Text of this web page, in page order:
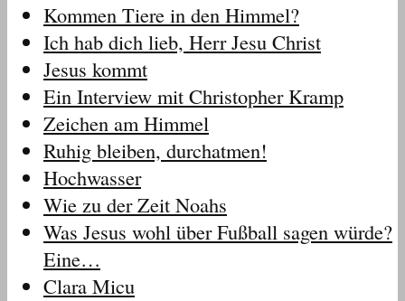
Kommen Tiere in den Himmel?
Ich hab dich lieb, Herr Jesu Christ
Jesus kommt
Ein Interview mit Christopher Kramp
Zeichen am Himmel
Ruhig bleiben, durchatmen!
Hochwasser
Wie zu der Zeit Noahs
Was Jesus wohl über Fußball sagen würde?
Eine…
Clara Micu